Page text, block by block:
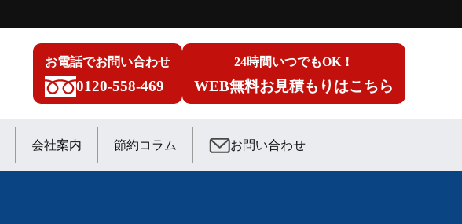
お電話でお問い合わせ
0120-558-469
24時間いつでもOK！
WEB無料お見積もりはこちら
会社案内 節約コラム お問い合わせ